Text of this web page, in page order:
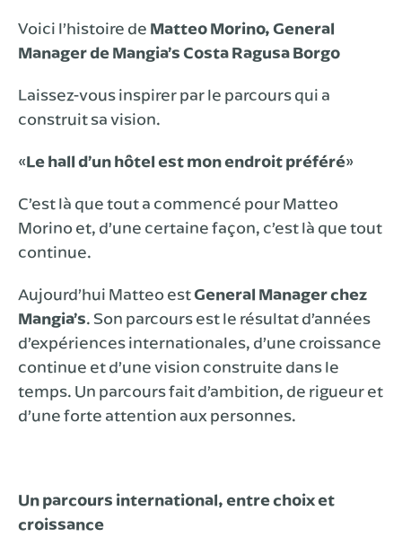
Voici l’histoire de Matteo Morino, General
Manager de Mangia’s Costa Ragusa Borgo
Laissez-vous inspirer par le parcours qui a
construit sa vision.
«Le hall d’un hôtel est mon endroit préféré»
C’est là que tout a commencé pour Matteo
Morino et, d’une certaine façon, c’est là que tout
continue.
Aujourd’hui Matteo estGeneral Manager chez
Mangia’s. Son parcours est le résultat d’années
d’expériences internationales, d’une croissance
continue et d’une vision construite dans le
temps. Un parcours fait d’ambition, de rigueur et
d’une forte attention aux personnes.
Un parcours international, entre choix et
croissance